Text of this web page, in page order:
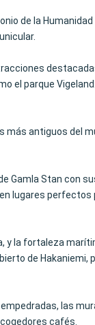
de la Humanidad
el parque
antiguos del
Gamla Stan con
lugares
y la fortaleza
de
las
cafés.